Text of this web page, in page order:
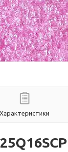
Характеристики